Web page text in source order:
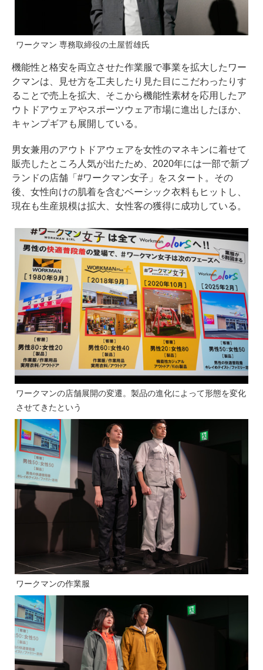
ワークマン 専務取締役の土屋哲雄氏
機能性と格安を両立させた作業服で事業を拡大したワー
クマンは、見せ方を工夫したり見た目にこだわったりす
ることで売上を拡大、そこから機能性素材を応用したア
ウトドアウェアやスポーツウェア市場に進出したほか、
キャンプギアも展開している。
男女兼用のアウトドアウェアを女性のマネキンに着せて
販売したところ人気が出たため、2020年には一部で新ブ
ランドの店舗「#ワークマン女子」をスタート。その
後、女性向けの肌着を含むベーシック衣料もヒットし、
現在も生産規模は拡大、女性客の獲得に成功している。
ワークマンの店舗展開の変遷。製品の進化によって形態を変化
させてきたという
ワークマンの作業服